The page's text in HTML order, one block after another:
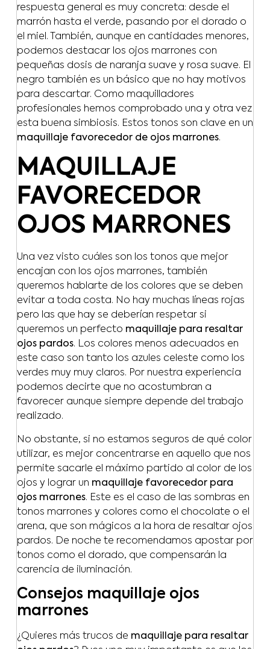
respuesta general es muy concreta: desde el
marrón hasta el verde, pasando por el dorado o
el miel. También, aunque en cantidades menores,
podemos destacar los ojos marrones con
pequeñas dosis de naranja suave y rosa suave. El
negro también es un básico que no hay motivos
para descartar. Como maquilladores
profesionales hemos comprobado una y otra vez
esta buena simbiosis. Estos tonos son clave en un
maquillaje favorecedor de ojos marrones.
MAQUILLAJE
FAVORECEDOR
OJOS MARRONES
Una vez visto cuáles son los tonos que mejor
encajan con los ojos marrones, también
queremos hablarte de los colores que se deben
evitar a toda costa. No hay muchas líneas rojas
pero las que hay se deberían respetar si
queremos un perfecto maquillaje para resaltar
ojos pardos. Los colores menos adecuados en
este caso son tanto los azules celeste como los
verdes muy muy claros. Por nuestra experiencia
podemos decirte que no acostumbran a
favorecer aunque siempre depende del trabajo
realizado.
No obstante, si no estamos seguros de qué color
utilizar, es mejor concentrarse en aquello que nos
permite sacarle el máximo partido al color de los
ojos y lograr un maquillaje favorecedor para
ojos marrones. Este es el caso de las sombras en
tonos marrones y colores como el chocolate o el
arena, que son mágicos a la hora de resaltar ojos
pardos. De noche te recomendamos apostar por
tonos como el dorado, que compensarán la
carencia de iluminación.
Consejos maquillaje ojos
marrones
¿Quieres más trucos de maquillaje para resaltar